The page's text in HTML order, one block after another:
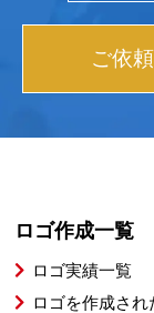
ご依
ロゴ作成一覧
ロゴ実績一覧
ロゴを作成さ